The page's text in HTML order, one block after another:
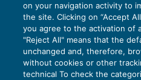
27 Luglio 2026
di Diego Barberie
on your navigation activity to
the site. Clicking on “Accept
you agree to the activation of
"Reject All" means that the
unchanged and, therefore,
without cookies or other
technical To check the